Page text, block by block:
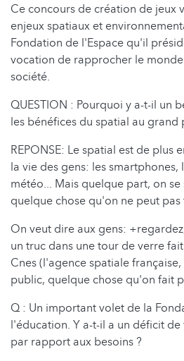
Ce concours de création de jeux
enjeux spatiaux et
Fondation de l'Espace qu'il
vocation de rapprocher le
société.
QUESTION : Pourquoi y a-t-il un
les bénéfices du spatial au grand
REPONSE: Le spatial est de plus
la vie des gens: les smartphones,
météo... Mais quelque part, on se
quelque chose qu'on ne peut
On veut dire aux gens:
un truc dans une tour de verre
Cnes (l'agence spatiale
public, quelque chose qu'on fait
Q : Un important volet de la
l'éducation. Y a-t-il a un déficit
par rapport aux besoins ?